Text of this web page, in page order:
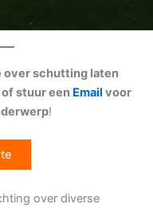
over schutting laten
stuur een Email voor
!
over diverse